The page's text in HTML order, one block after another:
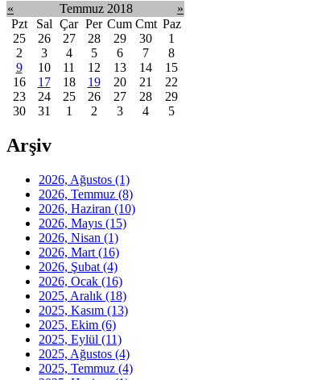
« Temmuz 2018
»
Pzt
Sal Çar Per Cum Cmt Paz
25
26 27 28 29 30
1
2
3 4 5 6 7
8
9
10 11 12 13 14
15
16
17 18 19 20 21
22
23
24 25 26 27 28
29
30
31 1 2 3 4 5
Arşiv
2026, Ağustos (1)
2026, Temmuz (8)
2026, Haziran (10)
2026, Mayıs (15)
2026, Nisan (1)
2026, Mart (16)
2026, Şubat (4)
2026, Ocak (16)
2025, Aralık (18)
2025, Kasım (13)
2025, Ekim (6)
2025, Eylül (11)
2025, Ağustos (4)
2025, Temmuz (4)